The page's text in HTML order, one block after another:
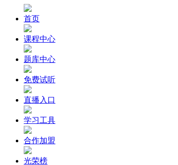
首页
课程中心
题库中心
免费试听
直播入口
学习工具
合作加盟
光荣榜